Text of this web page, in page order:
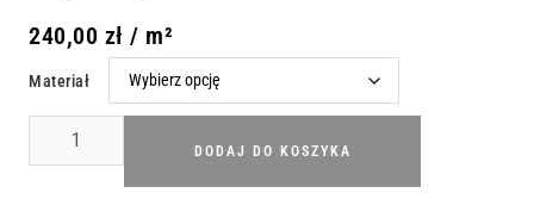
240,00 zł / m²
Materiał
DODAJ DO KOSZYKA